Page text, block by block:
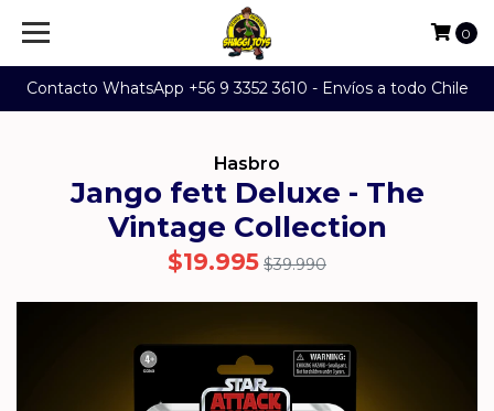
Contacto WhatsApp +56 9 3352 3610 - Envíos a todo Chile
0
Hasbro
Jango fett Deluxe - The
Vintage Collection
$19.995 $39.990